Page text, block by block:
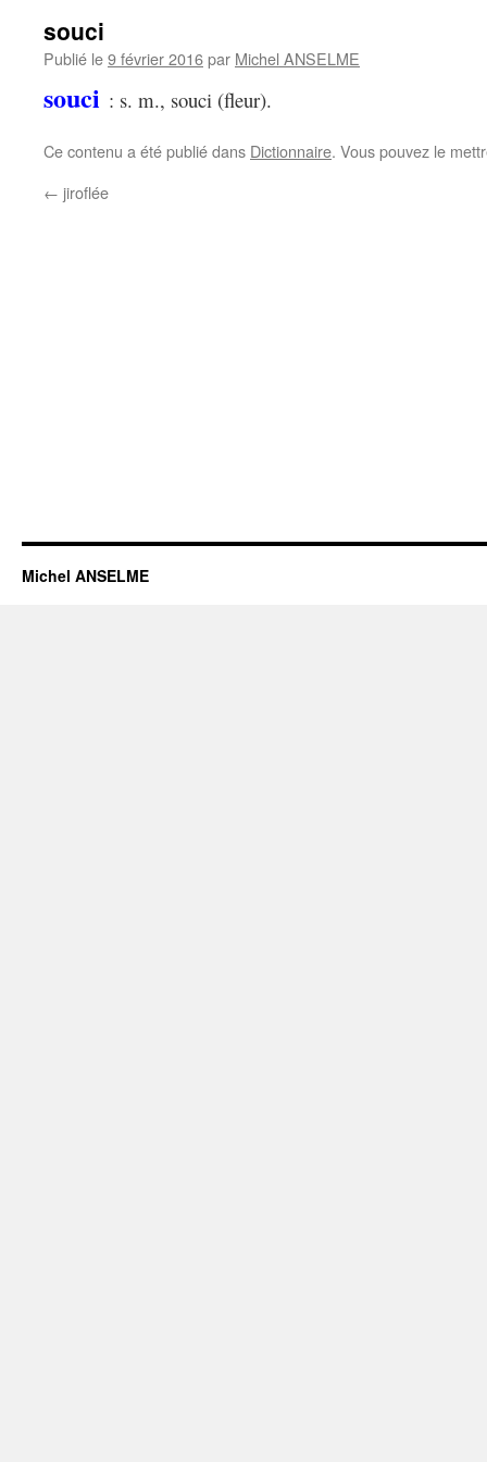
souci
Publié le9 février 2016par Michel ANSELME
souci : s. m., souci (fleur).
Ce contenu a été publié dans Dictionnaire. Vous pouvez le
← jiroflée
Michel ANSELME